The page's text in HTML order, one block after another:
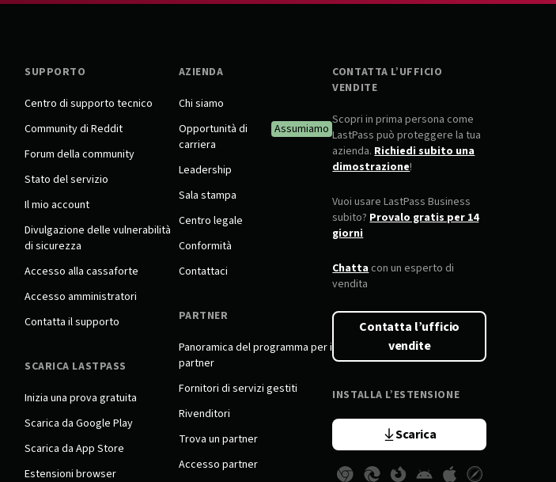
SUPPORTO
Centro di supporto tecnico
Community di Reddit
Forum della community
Stato del servizio
Il mio account
Divulgazione delle vulnerabilità
di sicurezza
Accesso alla cassaforte
Accesso amministratori
Contatta il supporto
SCARICA LASTPASS
Inizia una prova gratuita
Scarica da Google Play
Scarica da App Store
Estensioni browser
AZIENDA
Chi siamo
Opportunità di
carriera
Assumiamo
Leadership
Sala stampa
Centro legale
Conformità
Contattaci
PARTNER
Panoramica del programma per i
partner
Fornitori di servizi gestiti
Rivenditori
Trova un partner
Accesso partner
CONTATTA L’UFFICIO
VENDITE
Scopri in prima persona come
LastPass può proteggere la tua
azienda.Richiedi subito una
dimostrazione!
Vuoi usare LastPass Business
subito?Provalo gratis per 14
giorni
Chattacon un esperto di
vendita
Contatta l’ufficio
vendite
INSTALLA L’ESTENSIONE
Scarica